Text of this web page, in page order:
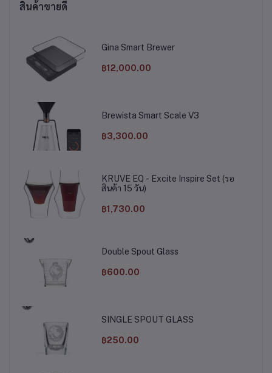
สินค้าขายดี
Gina Smart Brewer
฿12,000.00
Brewista Smart Scale V3
฿3,300.00
KRUVE EQ - Excite Inspire Set (รอ
สินค้า 15 วัน)
฿1,730.00
Double Spout Glass
฿600.00
SINGLE SPOUT GLASS
฿250.00